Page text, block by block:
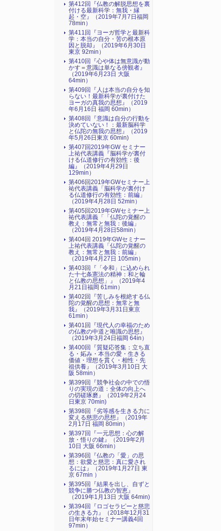
第412回『仏教の解脱思想を裏
付ける最新科学：無我・縁
起・空』（2019年7月7日福岡
78min）
第411回『ヨーガ哲学と最新科
学：本当の自分・苦の根本原
因と脱却』（2019年6月30日
東京 92min）
第410回『心や体は無意識が動
かす＝意識は単なる傍観者』
（2019年6月23日 大阪
64min）
第409回『人は本当の自分を知
らない！最新科学が裏付けた
ヨーガの真我の思想』（2019
年6月16日 福岡 60min）
第408回『意識は自分の行動を
決めていない！：最新脳科学
と仏陀の無我の思想』（2019
年5月26日東京 60min)
第407回2019年GW セミナー
上祐代表講義『脳科学が裏付
ける仏道修行の有効性：後
編』（2019年4月29日
129min）
第406回2019年GWセミナー上
祐代表講義「脳科学が裏付け
る仏道修行の有効性：前編」
（2019年4月28日 52min）
第405回2019年GWセミナー上
祐代表講義「「仏陀の覚醒の
教え：無常と無我：後編」
（2019年4月28日58min）
第404回 2019年GWセミナー
上祐代表講義「仏陀の覚醒の
教え：無常と無我：前編」
（2019年4月27日 105min）
第403回『「令和」に込められ
た十七条憲法の精神：和と輪
と仏教の思想」』（2019年4
月21日福岡 61min）
第402回『苦しみを根絶する仏
陀の覚醒の思想：無常と無
我』（2019年3月31日東京
61min）
第401回『現代人の幸福のため
の仏教の中道と唯識の思想』
（2019年3月24日福岡 64in）
第400回『質疑応答集：立ち直
る・妬み・本当の愛・生きる
価値・理想を貫く・相性・先
祖供養』（2019年3月10日 大
阪 58min）
第399回『競争社会の中での悟
りの実現の道：全体の向上へ
の切磋琢磨』（2019年2月24
日東京 70min)
第398回『劣等感を生きる力に
変える慈悲の思想』（2019年
2月17日 福岡 80min）
第397回『一元思想：心の解
放・悟りの鍵』（2019年2月
10日 大阪 66min）
第396回『仏教の「愛」の思
想：欲愛と慈悲：真に愛され
るには』（2019年1月27日 東
京 67min ）
第395回『結果を出し、自ずと
競争に勝つ仏教の智恵』
（2019年1月13日 大阪 64min)
第394回『ロゴセラピーと慈悲
の生きる力』（2018年12月31
日年末年始セミナー講義4回
97min）